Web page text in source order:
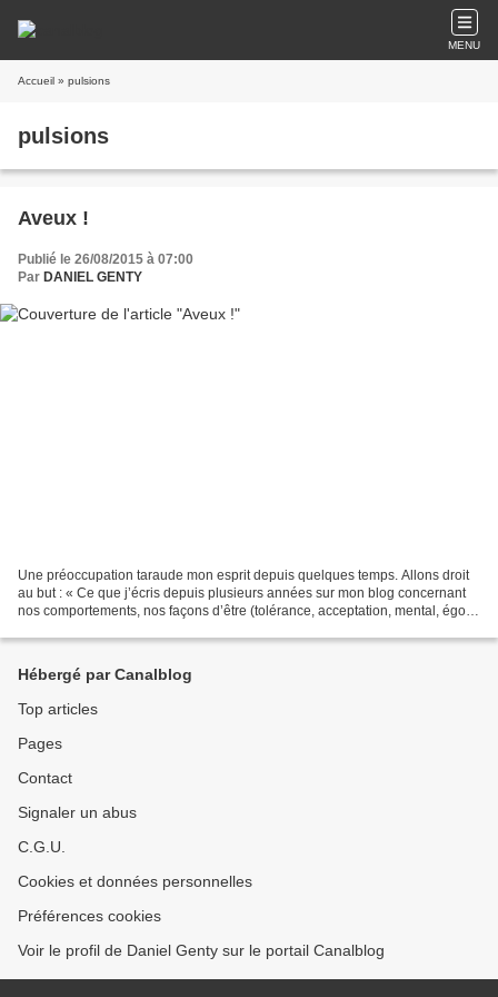
MENU
Accueil » pulsions
pulsions
Aveux !
Publié le 26/08/2015 à 07:00
Par DANIEL GENTY
Une préoccupation taraude mon esprit depuis quelques temps. Allons droit
au but : « Ce que j’écris depuis plusieurs années sur mon blog concernant
nos comportements, nos façons d’être (tolérance, acceptation, mental, égo,
Hébergé par Canalblog
Top articles
Pages
Contact
Signaler un abus
C.G.U.
Cookies et données personnelles
Préférences cookies
Voir le profil de Daniel Genty sur le portail Canalblog